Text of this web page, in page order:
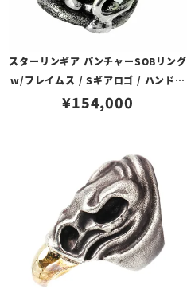
スターリンギア パンチャーSOBリング
w/フレイムス / Sギアロゴ / ハンドテ
クスチャー
¥154,000